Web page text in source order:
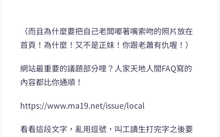
（而且為什麼要把自己老闆嘟著嘴索吻的照片放在
首頁！為什麼！又不是正妹！你跟老蕭有仇喔！）
網站最重要的議題部分哩？人家天地人間FAQ寫的
內容都比你通順！
https://www.ma19.net/issue/local
看看這段文字，亂用逗號，叫工讀生打完字之後要